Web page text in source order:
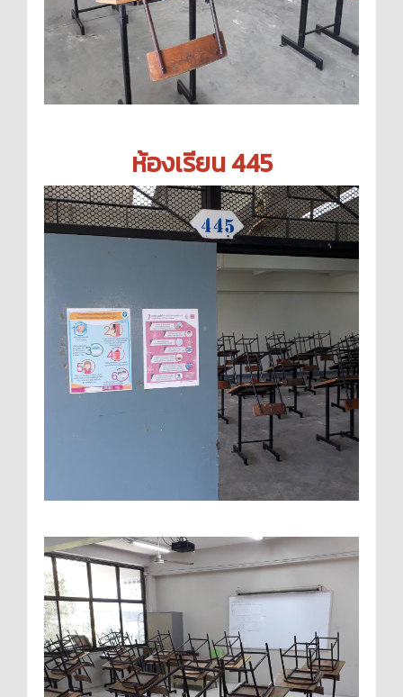
ห้องเรียน 445